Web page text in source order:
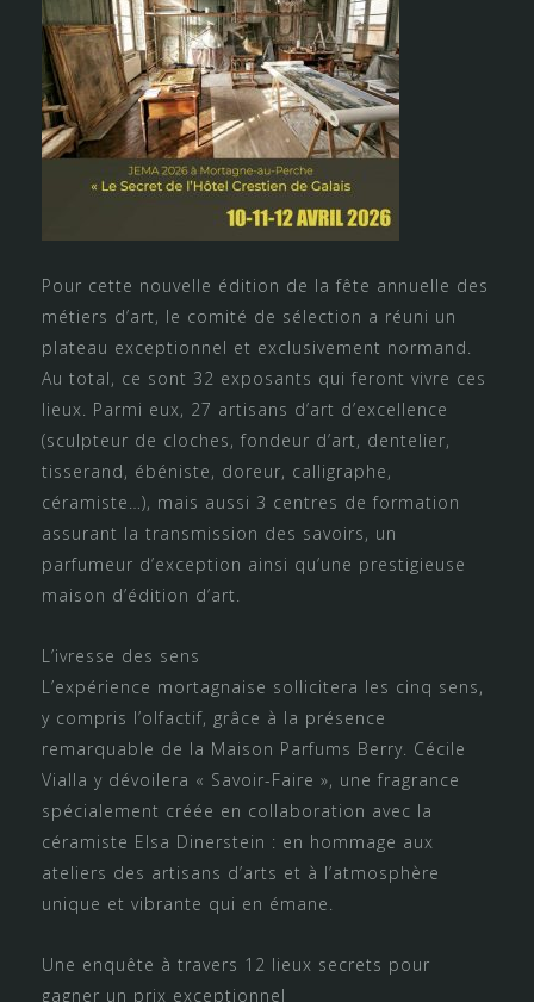
Pour cette nouvelle édition de la fête annuelle des
métiers d’art, le comité de sélection a réuni un
plateau exceptionnel et exclusivement normand.
Au total, ce sont 32 exposants qui feront vivre ces
lieux. Parmi eux, 27 artisans d’art d’excellence
(sculpteur de cloches, fondeur d’art, dentelier,
tisserand, ébéniste, doreur, calligraphe,
céramiste…), mais aussi 3 centres de formation
assurant la transmission des savoirs, un
parfumeur d’exception ainsi qu’une prestigieuse
maison d’édition d’art.
L’ivresse des sens
L’expérience mortagnaise sollicitera les cinq sens,
y compris l’olfactif, grâce à la présence
remarquable de la Maison Parfums Berry. Cécile
Vialla y dévoilera « Savoir-Faire », une fragrance
spécialement créée en collaboration avec la
céramiste Elsa Dinerstein : en hommage aux
ateliers des artisans d’arts et à l’atmosphère
unique et vibrante qui en émane.
Une enquête à travers 12 lieux secrets pour
gagner un prix exceptionnel